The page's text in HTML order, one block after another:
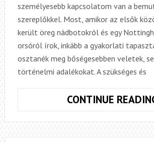
személyesebb kapcsolatom van a
szereplőkkel. Most, amikor az elsők
került öreg nádbotokról és egy
orsóról írok, inkább a gyakorlati
osztanék meg bőségesebben veletek,
történelmi adalékokat. A szükséges és
CONTINUE